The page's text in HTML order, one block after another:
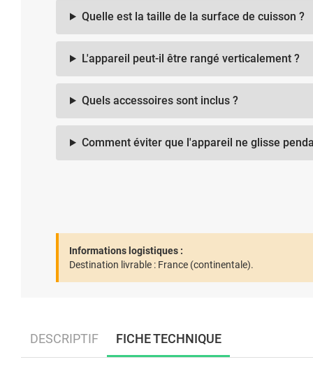
Quelle est la taille de la surface de cuisson ?
L'appareil peut-il être rangé verticalement ?
Quels accessoires sont inclus ?
Comment éviter que l'appareil ne glisse
Informations logistiques :
Destination livrable : France (continentale).
DESCRIPTIF FICHE TECHNIQUE